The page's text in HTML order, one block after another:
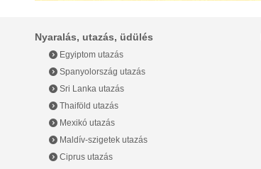
Mauritius
Nyaralás, utazás, üdülés
Egyiptom utazás
Spanyolország utazás
Sri Lanka utazás
Thaiföld utazás
Mexikó utazás
Maldív-szigetek utazás
Ciprus utazás